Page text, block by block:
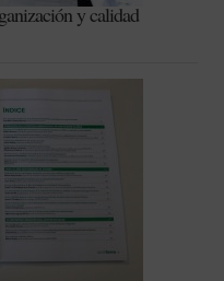
y calidad